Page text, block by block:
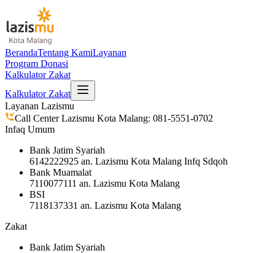
BerandaTentang KamiLayanan
Program Donasi
Kalkulator Zakat
Kalkulator Zakat
Layanan Lazismu
Call Center Lazismu Kota Malang: 081-5551-0702
Infaq Umum
Bank Jatim Syariah
6142222925 an. Lazismu Kota Malang Infq Sdqoh
Bank Muamalat
7110077111 an. Lazismu Kota Malang
BSI
7118137331 an. Lazismu Kota Malang
Zakat
Bank Jatim Syariah